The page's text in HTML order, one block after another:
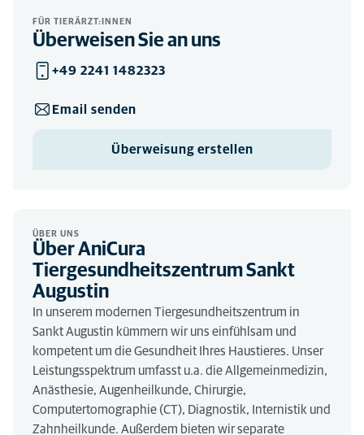
FÜR TIERÄRZT:INNEN
Überweisen Sie an uns
+49 2241 1482323
Email senden
Überweisung erstellen
ÜBER UNS
Über AniCura
Tiergesundheitszentrum Sankt
Augustin
In unserem modernen Tiergesundheitszentrum in
Sankt Augustin kümmern wir uns einfühlsam und
kompetent um die Gesundheit Ihres Haustieres. Unser
Leistungsspektrum umfasst u.a. die Allgemeinmedizin,
Anästhesie, Augenheilkunde, Chirurgie,
Computertomographie (CT), Diagnostik, Internistik und
Zahnheilkunde. Außerdem bieten wir separate